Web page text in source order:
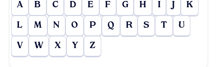
A B C D E F G H I J K
L M N O P Q R S T U
V W X Y Z